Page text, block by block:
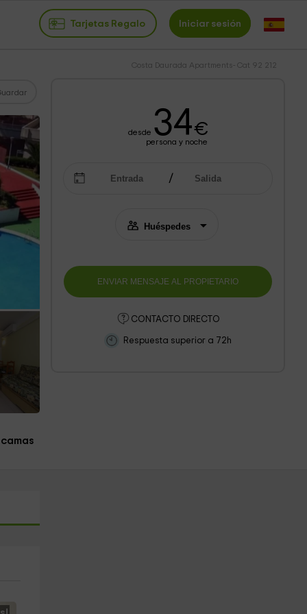
Tarjetas Regalo Iniciar sesión
Costa Daurada Apartments- Cat 92 212
desde 34€
persona y noche
CONTACTO DIRECTO
Respuesta superior a 72h